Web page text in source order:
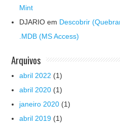
Mint
DJARIO em Descobrir
.MDB (MS Access)
Arquivos
abril 2022 (1)
abril 2020 (1)
janeiro 2020 (1)
abril 2019 (1)